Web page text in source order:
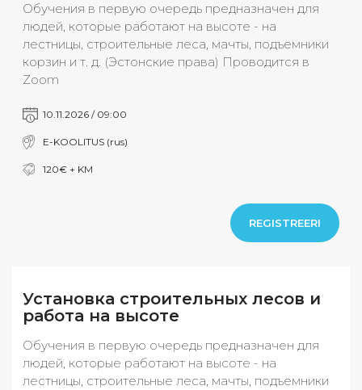
Обучения в первую очередь предназначен для
людей, которые работают на высоте - на
лестницы, строительные леса, мачты, подъемники
корзин и т. д. (Эстонские права) Проводится в
Zoom
10.11.2026 / 09:00
E-KOOLITUS (rus)
120€ + KM
REGISTREERI
Установка строительных лесов и
работа на высоте
Обучения в первую очередь предназначен для
людей, которые работают на высоте - на
лестницы, строительные леса, мачты, подъемники